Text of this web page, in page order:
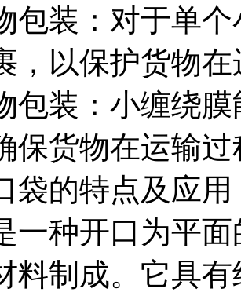
包装：对于单
，以保护货物
包装：小缠绕
保货物在运输
袋的特点及应用
一种开口为平
料制成。它具